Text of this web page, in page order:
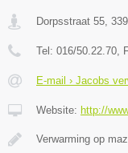
Dorpsstraat 55
Tel: 016/50.22.70 ,
E-mail › Jacobs
Website: http://
Verwarming op